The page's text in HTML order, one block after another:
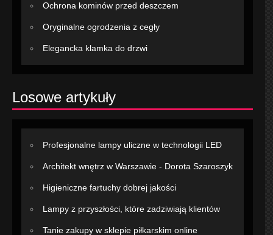
Ochrona kominów przed deszczem
Oryginalne ogrodzenia z cegły
Elegancka klamka do drzwi
Losowe artykuły
Profesjonalne lampy uliczne w technologii LED
Architekt wnętrz w Warszawie - Dorota Szaroszyk
Higieniczne fartuchy dobrej jakości
Lampy z przyszłości, które zadziwiają klientów
Tanie zakupy w sklepie piłkarskim online